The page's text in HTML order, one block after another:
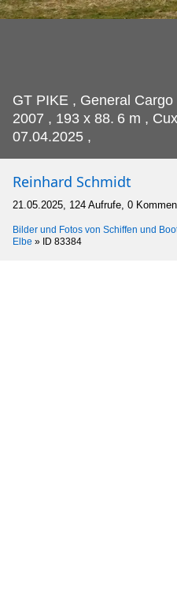
GT PIKE , General
2007 , 193 x 88. 6 m ,
07.04.2025 ,
Reinhard Schmidt
21.05.2025, 124 Aufrufe, 0
Bilder und Fotos von Schiffen und
Elbe » ID 83384